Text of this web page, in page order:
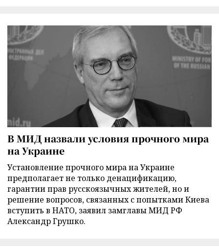
В МИД назвали условия прочного мира
на Украине
Установление прочного мира на Украине
предполагает не только денацификацию,
гарантии прав русскоязычных жителей, но и
решение вопросов, связанных с попытками Киева
вступить в НАТО, заявил замглавы МИД РФ
Александр Грушко.